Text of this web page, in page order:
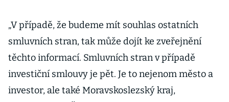
„V případě, že budeme mít souhlas ostatních
smluvních stran, tak může dojít ke zveřejnění
těchto informací. Smluvních stran v případě
investiční smlouvy je pět. Je to nejenom město a
investor, ale také Moravskoslezský kraj,